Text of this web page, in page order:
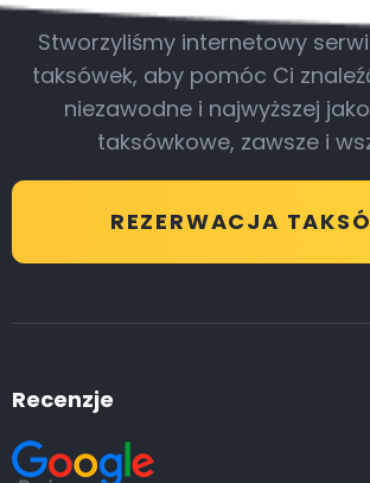
Stworzyliśmy internetowy
taksówek, aby pomóc Ci
niezawodne i najwyższej
taksówkowe, zawsze i
REZERWACJA
Recenzje